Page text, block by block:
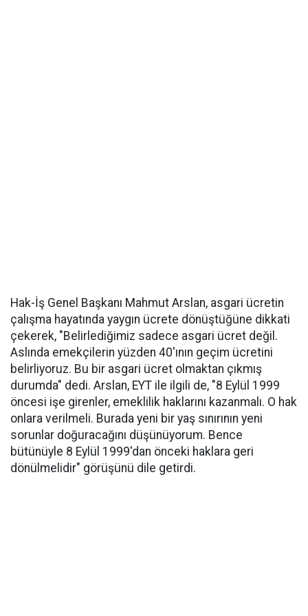
Hak-İş Genel Başkanı Mahmut Arslan, asgari ücretin
çalışma hayatında yaygın ücrete dönüştüğüne dikkati
çekerek, "Belirlediğimiz sadece asgari ücret değil.
Aslında emekçilerin yüzden 40'ının geçim ücretini
belirliyoruz. Bu bir asgari ücret olmaktan çıkmış
durumda" dedi. Arslan, EYT ile ilgili de, "8 Eylül 1999
öncesi işe girenler, emeklilik haklarını kazanmalı. O hak
onlara verilmeli. Burada yeni bir yaş sınırının yeni
sorunlar doğuracağını düşünüyorum. Bence
bütünüyle 8 Eylül 1999'dan önceki haklara geri
dönülmelidir" görüşünü dile getirdi.